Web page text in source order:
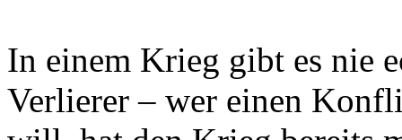
In einem Krieg gibt es nie
Verlierer – wer einen